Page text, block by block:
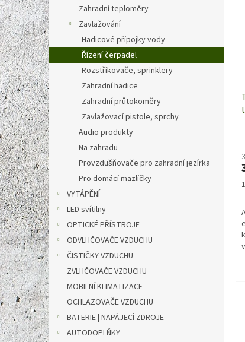
Zahradní teploměry
Zavlažování
Hadicové přípojky vody
Řízení čerpadel
Rozstřikovače, sprinklery
Zahradní hadice
Zahradní průtokoměry
Zavlažovací pistole, sprchy
Audio produkty
Na zahradu
Provzdušňovače pro zahradní jezírka
Pro domácí mazlíčky
VYTÁPĚNÍ
LED svítilny
OPTICKÉ PŘÍSTROJE
ODVLHČOVAČE VZDUCHU
ČISTIČKY VZDUCHU
ZVLHČOVAČE VZDUCHU
MOBILNÍ KLIMATIZACE
OCHLAZOVAČE VZDUCHU
BATERIE | NAPÁJECÍ ZDROJE
AUTODOPLŇKY